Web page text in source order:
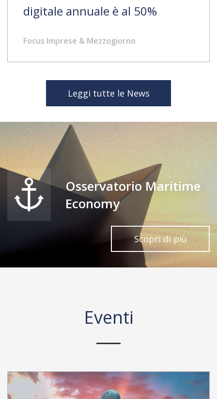
digitale annuale è al 50%
Focus Imprese & Mezzogiorno
Leggi tutte le News
Osservatorio Maritime
Economy
Scopri di più
Eventi